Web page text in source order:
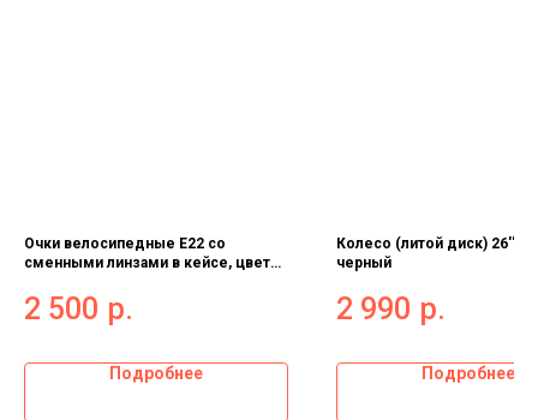
Очки велосипедные E22 со
сменными линзами в кейсе, цвет
2 500 р.
Подробнее
Колесо (литой диск) 26''
черный
2 990 р.
Подробнее